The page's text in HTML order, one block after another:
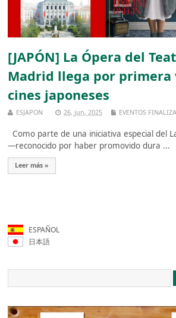
[JAPÓN] La Ópera del
Madrid llega por primera
cines japoneses
ESJAPON 26, jun, 2025 EVENTOS
Como parte de una iniciativa especial del
—reconocido por haber promovido dura ...
Leer más »
ESPAÑOL
日本語